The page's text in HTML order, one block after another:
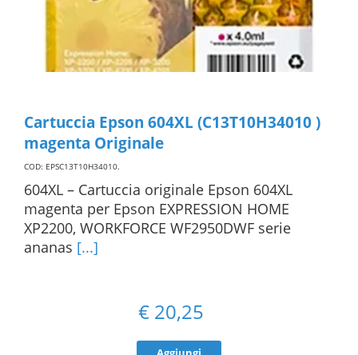
Cartuccia Epson 604XL (C13T10H34010 )
magenta Originale
COD: EPSC13T10H34010.
604XL – Cartuccia originale Epson 604XL
magenta per Epson EXPRESSION HOME
XP2200, WORKFORCE WF2950DWF serie
ananas [...]
€ 20,25